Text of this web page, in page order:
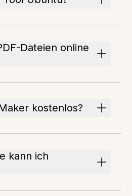
Dateien online
kostenlos?
kann ich